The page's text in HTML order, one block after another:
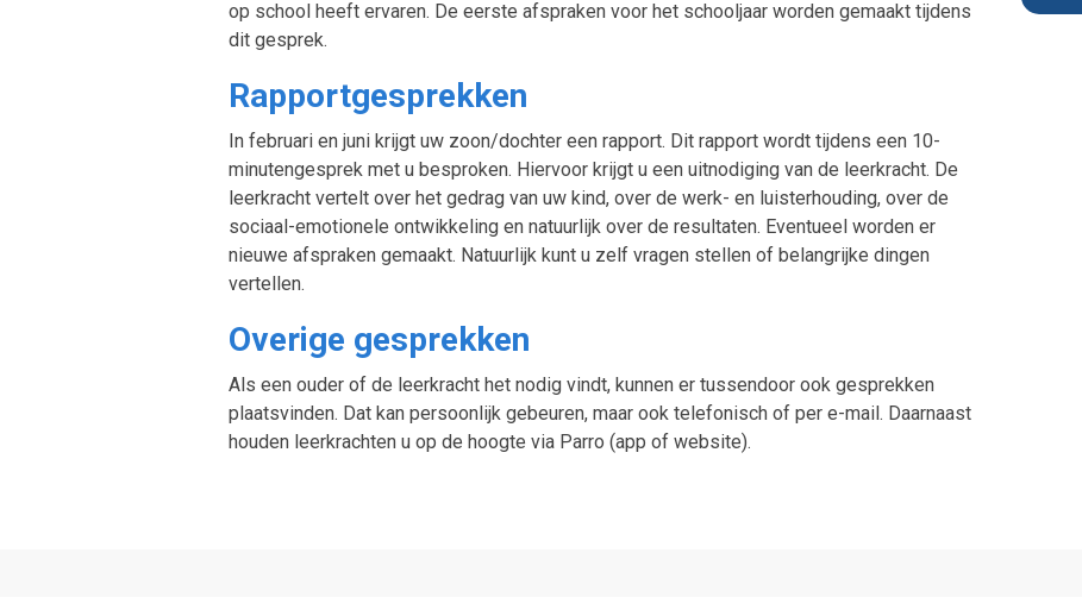
Groep 5B
Groep 6A
Groep 6 / 7
Groep 8
op school heeft ervaren. De eerste afspraken voor het schooljaar worden gemaakt tijdens
dit gesprek.
Rapportgesprekken
​In februari en juni krijgt uw zoon/dochter een rapport. Dit rapport wordt tijdens een 10-
minutengesprek met u besproken. Hiervoor krijgt u een uitnodiging van de leerkracht. De
leerkracht vertelt over het gedrag van uw kind, over de werk- en luisterhouding, over de
sociaal-emotionele ontwikkeling en natuurlijk over de resultaten. Eventueel worden er
nieuwe afspraken gemaakt. Natuurlijk kunt u zelf vragen stellen of belangrijke dingen
vertellen.
​Overige gesprekken
Als een ouder of de leerkracht het nodig vindt, kunnen er tussendoor ook gesprekken
plaatsvinden. Dat kan persoonlijk gebeuren, maar ook telefonisch of per e-mail. Daarnaast
houden leerkrachten u op de hoogte via Parro (app of website).